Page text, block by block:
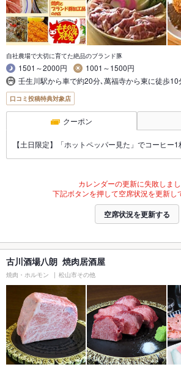
自社農場で大切に育てた絶品のブランド豚
1501～2000円
1001～1500円
壬生川駅から車で約20分､萬福寺から東に徒歩10
口コミ投稿特典対象店
クーポン
【土日限定】「ホットペッパー見た」でコーヒー1
カレンダーの更新に失敗しまし
下記ボタンを押して空席状況を更新し
空席状況を更新する
古川酒場八朗 焼肉居酒屋
焼肉・ホルモン 松山市その他